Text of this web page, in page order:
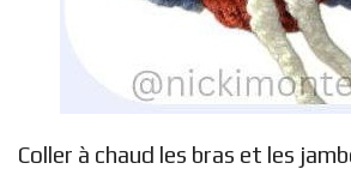
Coller à chaud les bras et les